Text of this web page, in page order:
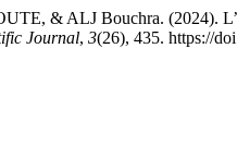
& ALJ Bouchra. (2024).
Journal, 3(26), 435. https://